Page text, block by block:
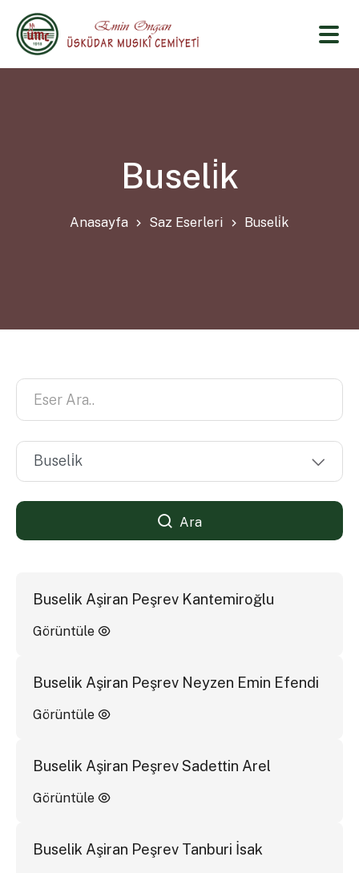
Buseli̇k
Anasayfa Saz Eserleri Buseli̇k
Ara
Buselik Aşiran Peşrev Kantemiroğlu
Görüntüle
Buselik Aşiran Peşrev Neyzen Emin Efendi
Görüntüle
Buselik Aşiran Peşrev Sadettin Arel
Görüntüle
Buselik Aşiran Peşrev Tanburi İsak